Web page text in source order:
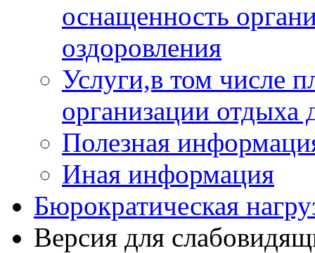
оснащенность
оздоровления
Услуги,в том числе
организации отдыха
Полезная
Иная информация
Бюрократическая
Версия для